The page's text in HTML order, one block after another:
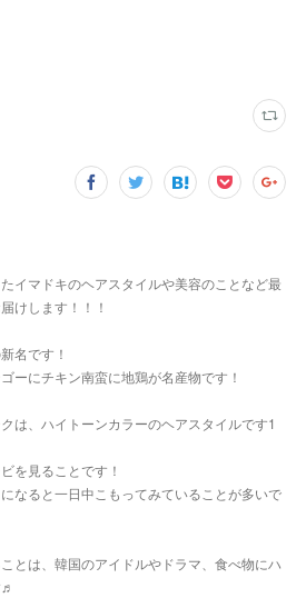
イマドキのヘアスタイルや美容のことなど最
けします！！！
名です！
ーにチキン南蛮に地鶏が名産物です！
は、ハイトーンカラーのヘアスタイルです1
を見ることです！
なると一日中こもってみていることが多いで
とは、韓国のアイドルやドラマ、食べ物にハ